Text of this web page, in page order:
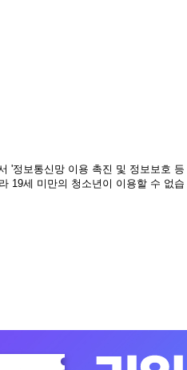
'정보통신망 이용 촉진 및 정보보호 등
19세 미만의 청소년이 이용할 수 없습